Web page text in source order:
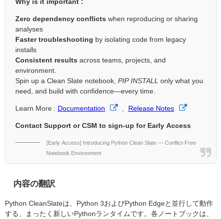
Why is it important :
Zero dependency conflicts when reproducing or sharing
analyses
Faster troubleshooting by isolating code from legacy
installs
Consistent results across teams, projects, and
environment.
Spin up a Clean Slate notebook, PIP INSTALL only what you
need, and build with confidence—every time.
Learn More : Documentation Release Notes
Contact Support or CSM to sign-up for Early Access
[Early Access] Introducing Python Clean Slate — Conflict-Free
Notebook Environment
内容の翻訳
Python CleanSlateは、Python 3およびPython Edgeと並行して動作
する、まったく新しいPythonランタイムです。各ノートブックは、